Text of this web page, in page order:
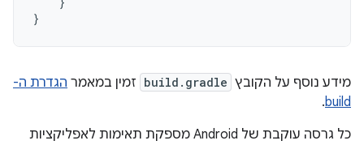
}
מידע נוסף על הקובץ build.gradle זמין במאמר הגדרת ה-
build
.
כל גרסה עוקבת של Android מספקת תאימות לאפליקציות